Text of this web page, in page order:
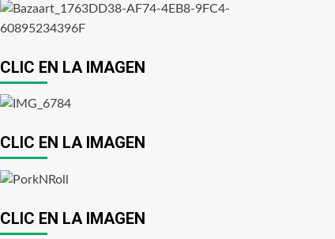
CLIC EN LA IMAGEN
CLIC EN LA IMAGEN
CLIC EN LA IMAGEN